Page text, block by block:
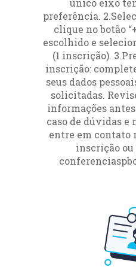
preferência.
clique no botão
escolhido e
(1 inscrição).
inscrição:
seus dados
solicitadas.
informações
caso de dúvidas e
entre em contato
inscrição